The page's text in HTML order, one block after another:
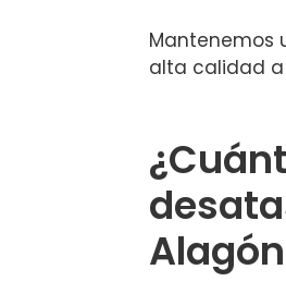
Mantenemos
alta calidad a